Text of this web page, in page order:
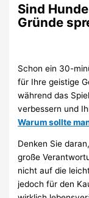
Sind
Gründe
Schon ein 30-
für Ihre geistige
während das
verbessern und
Warum sollte
Denken Sie
große
nicht auf die
jedoch für den